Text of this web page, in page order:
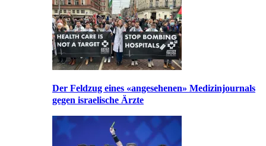
Der Feldzug eines «angesehenen» Medizinjournals
gegen israelische Ärzte